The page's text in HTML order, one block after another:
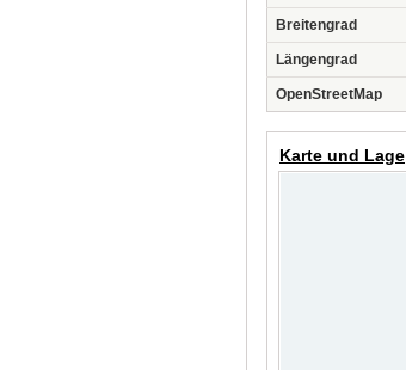
Breitengrad
Längengrad
OpenStreetMap
Karte und Lage